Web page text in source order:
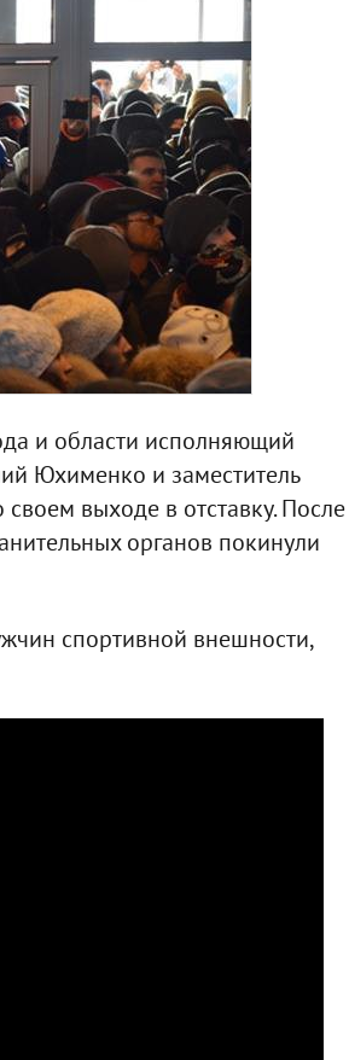
и области исполняющий
Юхименко и заместитель
выходе в отставку. После
органов покинули
спортивной внешности,